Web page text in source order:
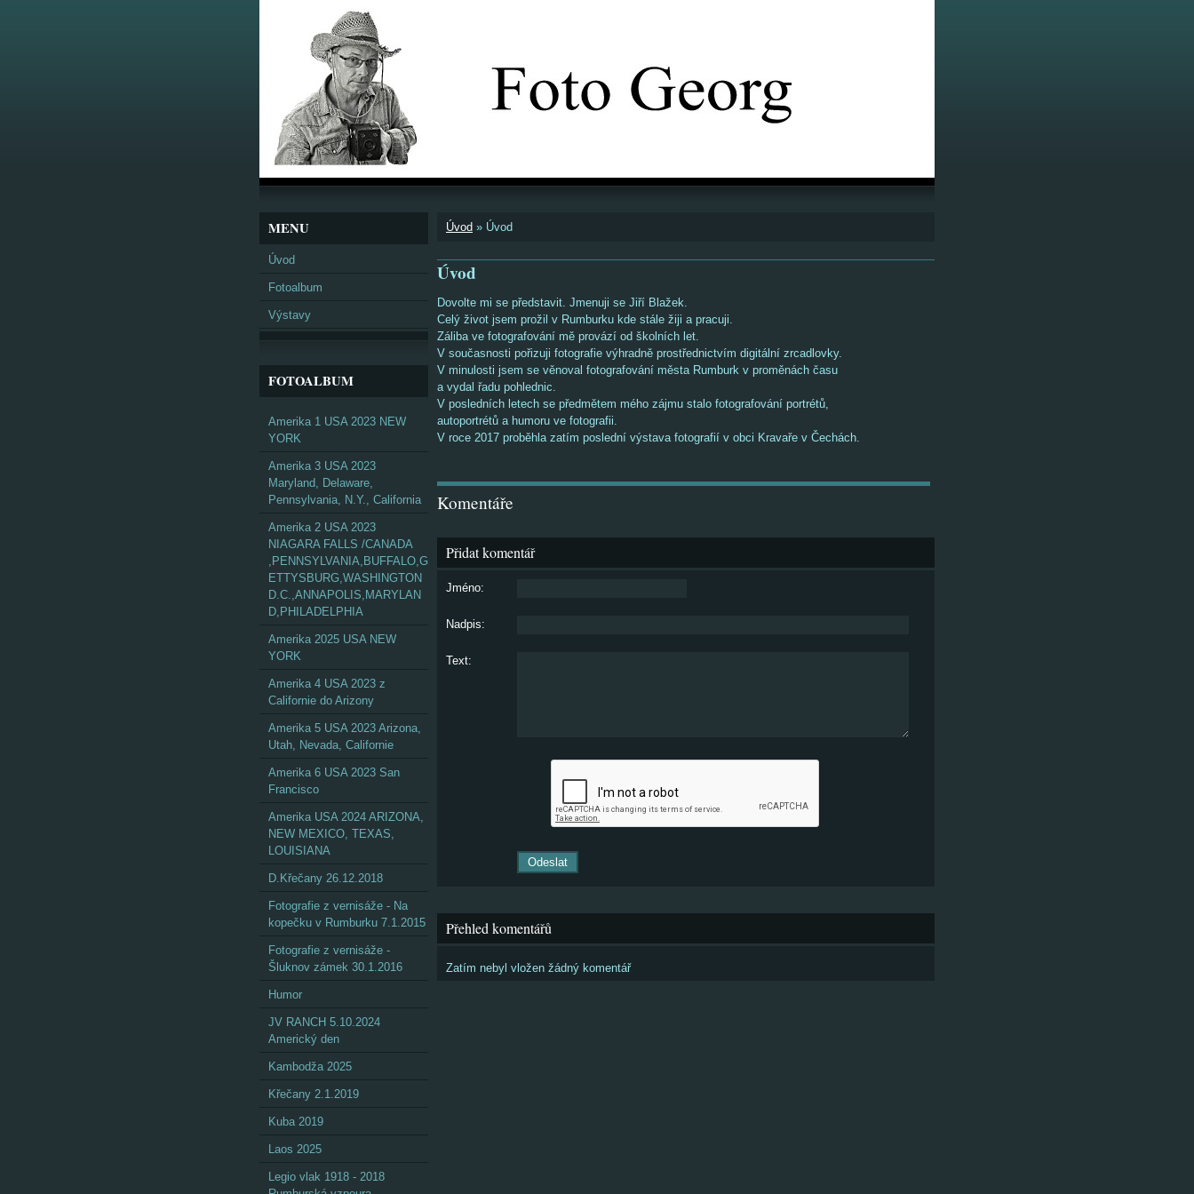
Úvod » Úvod
Úvod
Dovolte mi se představit. Jmenuji se Jiří Blažek.
Celý život jsem prožil v Rumburku kde stále žiji a pracuji.
Záliba ve fotografování mě provází od školních let.
V současnosti pořizuji fotografie výhradně prostřednictvím digitální zrcadlovky.
V minulosti jsem se věnoval fotografování města Rumburk v proměnách času
a vydal řadu pohlednic.
V posledních letech se předmětem mého zájmu stalo fotografování portrétů,
autoportrétů a humoru ve fotografii.
V roce 2017 proběhla zatím poslední výstava fotografií v obci Kravaře v Čechách.
Komentáře
Přidat komentář
Jméno:
Nadpis:
Text:
Přehled komentářů
Zatím nebyl vložen žádný komentář
MENU
Úvod
Fotoalbum
Výstavy
FOTOALBUM
Amerika 1 USA 2023 NEW
YORK
Amerika 3 USA 2023
Maryland, Delaware,
Pennsylvania, N.Y., California
Amerika 2 USA 2023
NIAGARA FALLS /CANADA
,PENNSYLVANIA,BUFFALO,G
ETTYSBURG,WASHINGTON
D.C.,ANNAPOLIS,MARYLAN
D,PHILADELPHIA
Amerika 2025 USA NEW
YORK
Amerika 4 USA 2023 z
Californie do Arizony
Amerika 5 USA 2023 Arizona,
Utah, Nevada, Californie
Amerika 6 USA 2023 San
Francisco
Amerika USA 2024 ARIZONA,
NEW MEXICO, TEXAS,
LOUISIANA
D.Křečany 26.12.2018
Fotografie z vernisáže - Na
kopečku v Rumburku 7.1.2015
Fotografie z vernisáže -
Šluknov zámek 30.1.2016
Humor
JV RANCH 5.10.2024
Americký den
Kambodža 2025
Křečany 2.1.2019
Kuba 2019
Laos 2025
Legio vlak 1918 - 2018